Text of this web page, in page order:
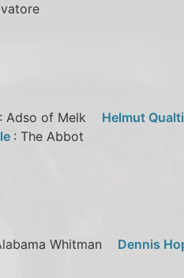
: Adso of Melk Helmut
: The Abbot
Whitman Dennis